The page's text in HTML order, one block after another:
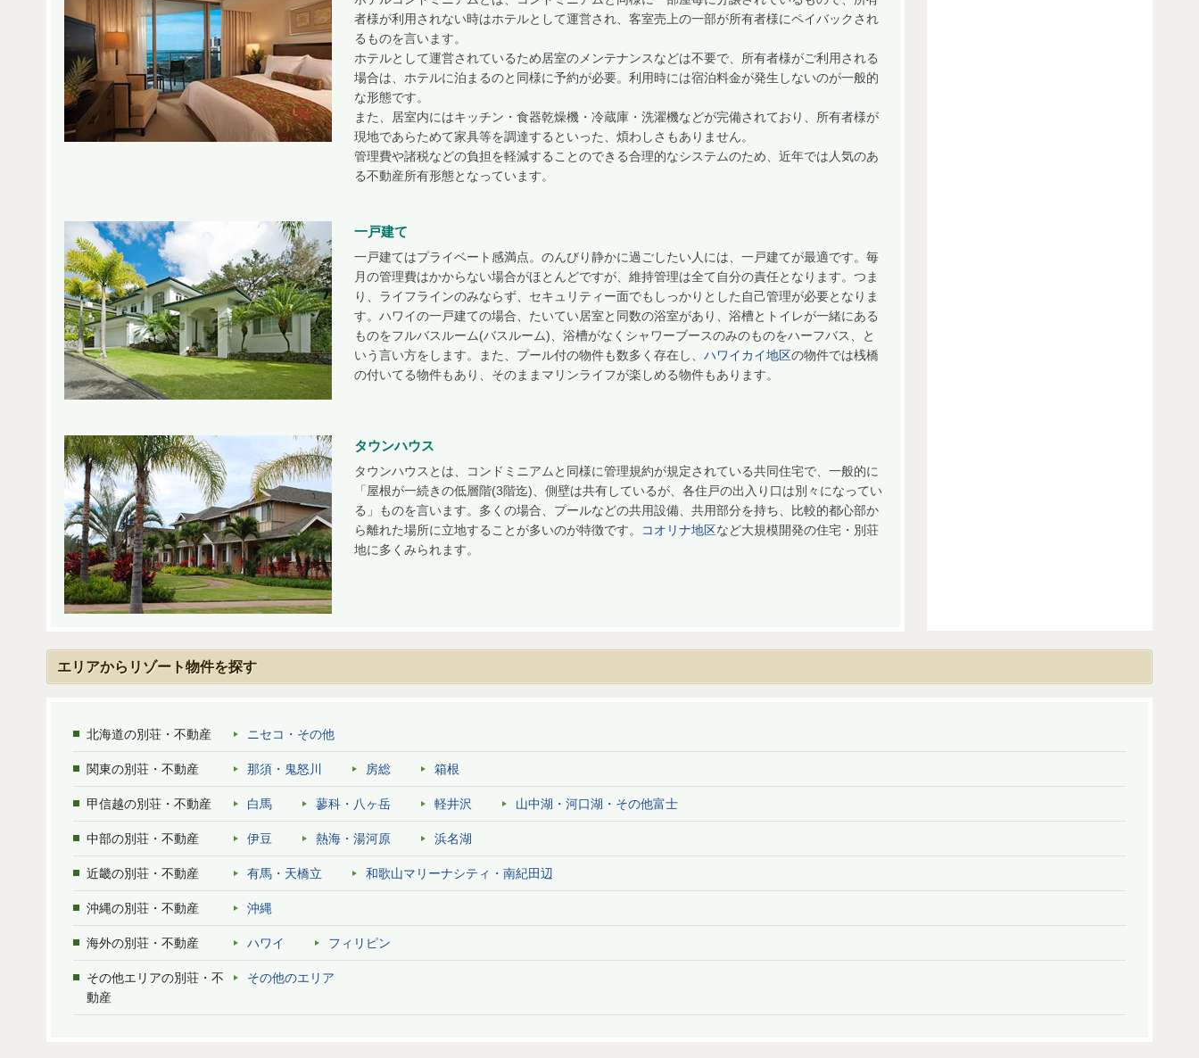
者様が利用されない時はホテルとして運営され、客室売上の一部が所有者様にペイバックされ
るものを言います。
ホテルとして運営されているため居室のメンテナンスなどは不要で、所有者様がご利用される
場合は、ホテルに泊まるのと同様に予約が必要。利用時には宿泊料金が発生しないのが一般的
な形態です。
また、居室内にはキッチン・食器乾燥機・冷蔵庫・洗濯機などが完備されており、所有者様が
現地であらためて家具等を調達するといった、煩わしさもありません。
管理費や諸税などの負担を軽減することのできる合理的なシステムのため、近年では人気のあ
る不動産所有形態となっています。
一戸建て
一戸建てはプライベート感満点。のんびり静かに過ごしたい人には、一戸建てが最適です。毎
月の管理費はかからない場合がほとんどですが、維持管理は全て自分の責任となります。つま
り、ライフラインのみならず、セキュリティー面でもしっかりとした自己管理が必要となりま
す。ハワイの一戸建ての場合、たいてい居室と同数の浴室があり、浴槽とトイレが一緒にある
ものをフルバスルーム(バスルーム)、浴槽がなくシャワーブースのみのものをハーフバス、と
いう言い方をします。また、プール付の物件も数多く存在し、 ハワイカイ地区の物件では桟橋
の付いてる物件もあり、そのままマリンライフが楽しめる物件もあります。
タウンハウス
タウンハウスとは、コンドミニアムと同様に管理規約が規定されている共同住宅で、一般的に
「屋根が一続きの低層階(3階迄)、側壁は共有しているが、各住戸の出入り口は別々になってい
る」ものを言います。多くの場合、プールなどの共用設備、共用部分を持ち、比較的都心部か
ら離れた場所に立地することが多いのが特徴です。
コオリナ地区など大規模開発の住宅・別荘
地に多くみられます。
エリアからリゾート物件を探す
北海道の別荘・不動産 ニセコ・その他
関東の別荘・不動産 那須・鬼怒川 房総 箱根
甲信越の別荘・不動産 白馬 蓼科・八ヶ岳 軽井沢 山中湖・河口湖・その他富士
中部の別荘・不動産 伊豆 熱海・湯河原 浜名湖
近畿の別荘・不動産 有馬・天橋立 和歌山マリーナシティ・南紀田辺
沖縄の別荘・不動産 沖縄
海外の別荘・不動産 ハワイ フィリピン
その他エリアの別荘・不
動産
その他のエリア